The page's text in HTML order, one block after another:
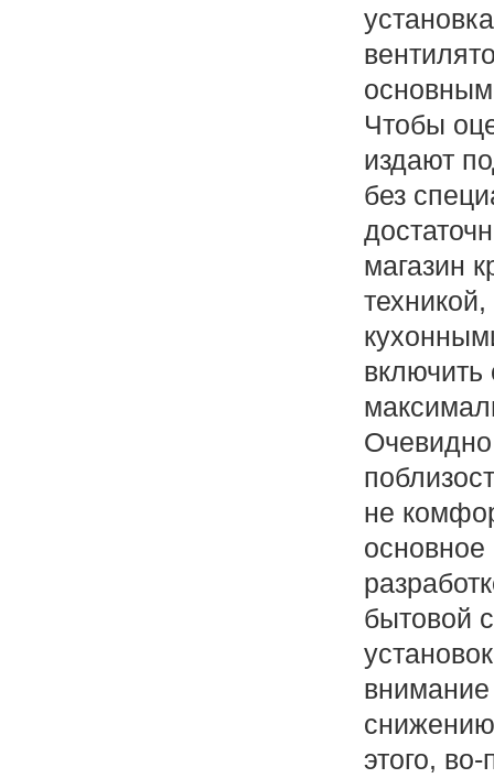
Чтобы
издают
без
магазин
включить
не
бытовой
этого,